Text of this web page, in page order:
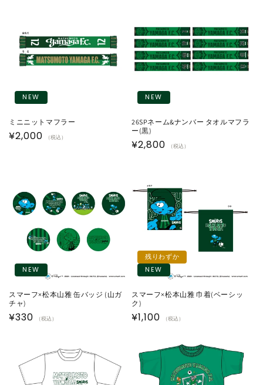
NEW
ミニニットマフラー
通
¥2,000 （税込）
NEW
26SPネーム&ナンバー タオルマフラ
ー(黒)
通
格
¥2,800 （税込）
NEW
スマーフ×松本山雅 缶バッジ (山ガ
チャ)
通
¥330 （税込）
残りわずか
NEW
スマーフ×松本山雅 巾着(ベーシッ
ク)
通
格
¥1,100 （税込）